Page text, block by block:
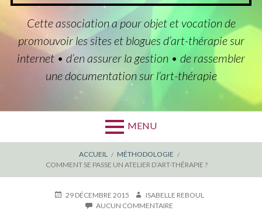
Cette association a pour objet et vocation de
promouvoir les sites et blogues d’art-thérapie sur
internet • d’en assurer la gestion • de rassembler
une documentation sur l’art-thérapie
MENU
D'ARIANE
ACCUEIL
MÉTHODOLOGIE
COMMENT SE PASSE UN ATELIER D’ART-THÉRAPIE ?
PUBLIÉ29 DÉCEMBRE 2015 AUTEUR
ISABELLE REBOUL
AUCUN COMMENTAIRE